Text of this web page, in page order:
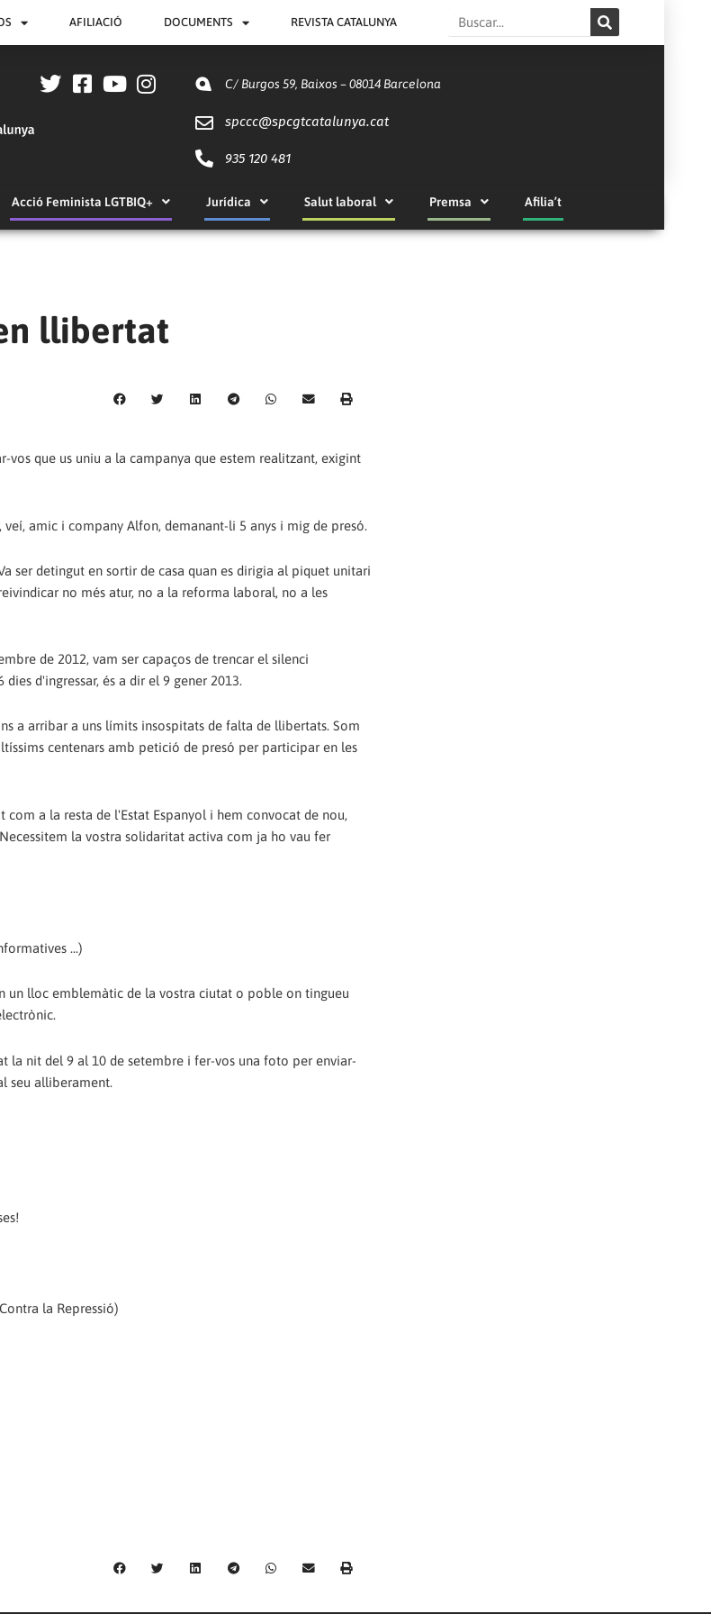
AFILIACIÓ DOCUMENTS REVISTA CATALUNYA Search
C/ Burgos 59, Baixos – 08014 Barcelona
spccc@spcgtcatalunya.cat
935 120 481
Acció Feminista LGTBIQ+ Jurídica Salut laboral Premsa Afilia’t
llibertat
que us uniu a la campanya que estem realitzant, exigint
amic i company Alfon, demanant-li 5 anys i mig de presó.
ser detingut en sortir de casa quan es dirigia al piquet unitari
no més atur, no a la reforma laboral, no a les
de 2012, vam ser capaços de trencar el silenci
d'ingressar, és a dir el 9 gener 2013.
a arribar a uns límits insospitats de falta de llibertats. Som
centenars amb petició de presó per participar en les
a la resta de l'Estat Espanyol i hem convocat de nou,
la vostra solidaritat activa com ja ho vau fer
...)
un lloc emblemàtic de la vostra ciutat o poble on tingueu
la nit del 9 al 10 de setembre i fer-vos una foto per enviar-
seu alliberament.
la Repressió)